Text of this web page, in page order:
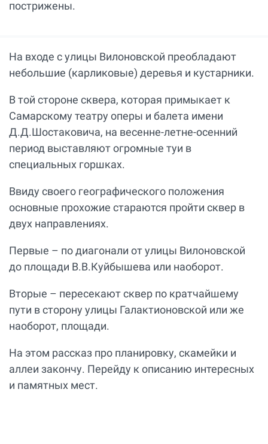
пострижены.
На входе с улицы Вилоновской преобладают
небольшие (карликовые) деревья и кустарники.
В той стороне сквера, которая примыкает к
Самарскому театру оперы и балета имени
Д.Д.Шостаковича, на весенне-летне-осенний
период выставляют огромные туи в
специальных горшках.
Ввиду своего географического положения
основные прохожие стараются пройти сквер в
двух направлениях.
Первые – по диагонали от улицы Вилоновской
до площади В.В.Куйбышева или наоборот.
Вторые – пересекают сквер по кратчайшему
пути в сторону улицы Галактионовской или же
наоборот, площади.
На этом рассказ про планировку, скамейки и
аллеи закончу. Перейду к описанию интересных
и памятных мест.